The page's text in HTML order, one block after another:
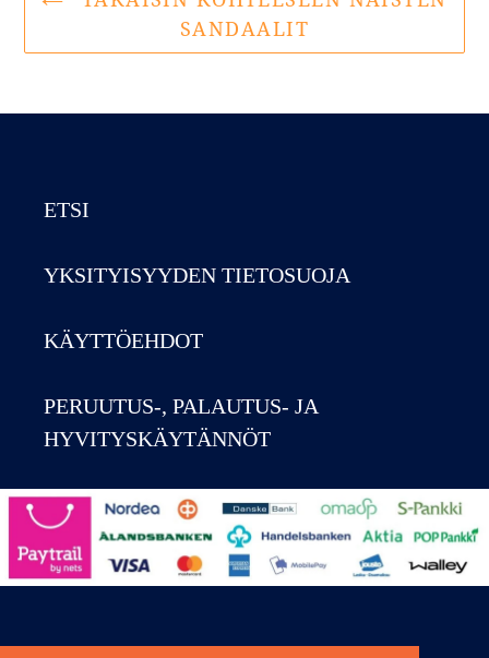
SANDAALIT
ETSI
YKSITYISYYDEN TIETOSUOJA
KÄYTTÖEHDOT
PERUUTUS-, PALAUTUS- JA
HYVITYSKÄYTÄNNÖT